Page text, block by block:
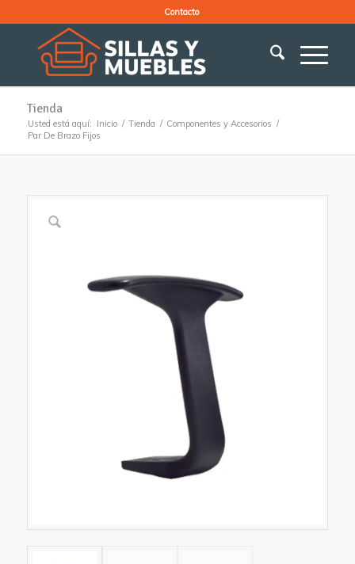
Contacto
Tienda
Usted está aquí: Inicio / Tienda / Componentes y Accesorios /
Par De Brazo Fijos